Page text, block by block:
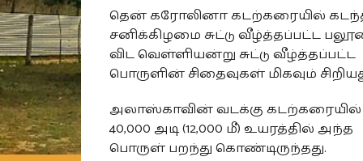
தென் கரோலினா கடற்கரையில்
சனிக்கிழமை சுட்டு வீழ்த்தப்பட்ட
விட வெள்ளியன்று சுட்டு வீழ்த்தப்பட்ட
பொருளின் சிதைவுகள் மிகவும்
அலாஸ்காவின் வடக்கு கடற்கரையில்
40,000 அடி (12,000 மீ) உயரத்தில் அந்த
பொருள் பறந்து கொண்டிருந்தது.